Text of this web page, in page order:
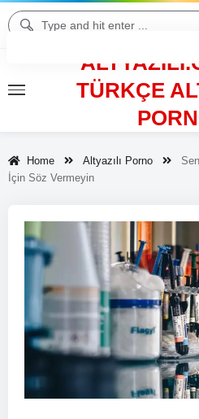
TÜRKÇE
Home Altyazılı Porno
İçin Söz Vermeyin